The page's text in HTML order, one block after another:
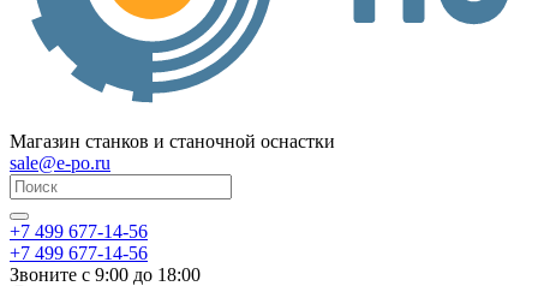
Магазин станков и станочной оснастки
sale@e-po.ru
+7 499 677-14-56
+7 499 677-14-56
Звоните с 9:00 до 18:00